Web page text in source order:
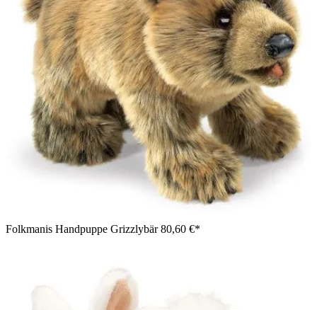
Folkmanis Handpuppe Grizzlybär80,60 €*